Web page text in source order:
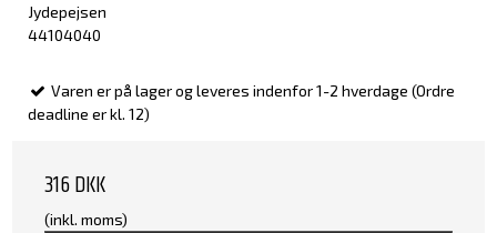
Jydepejsen
44104040
Varen er på lager og leveres indenfor 1-2 hverdage (Ordre
deadline er kl. 12)
316 DKK
(inkl. moms)